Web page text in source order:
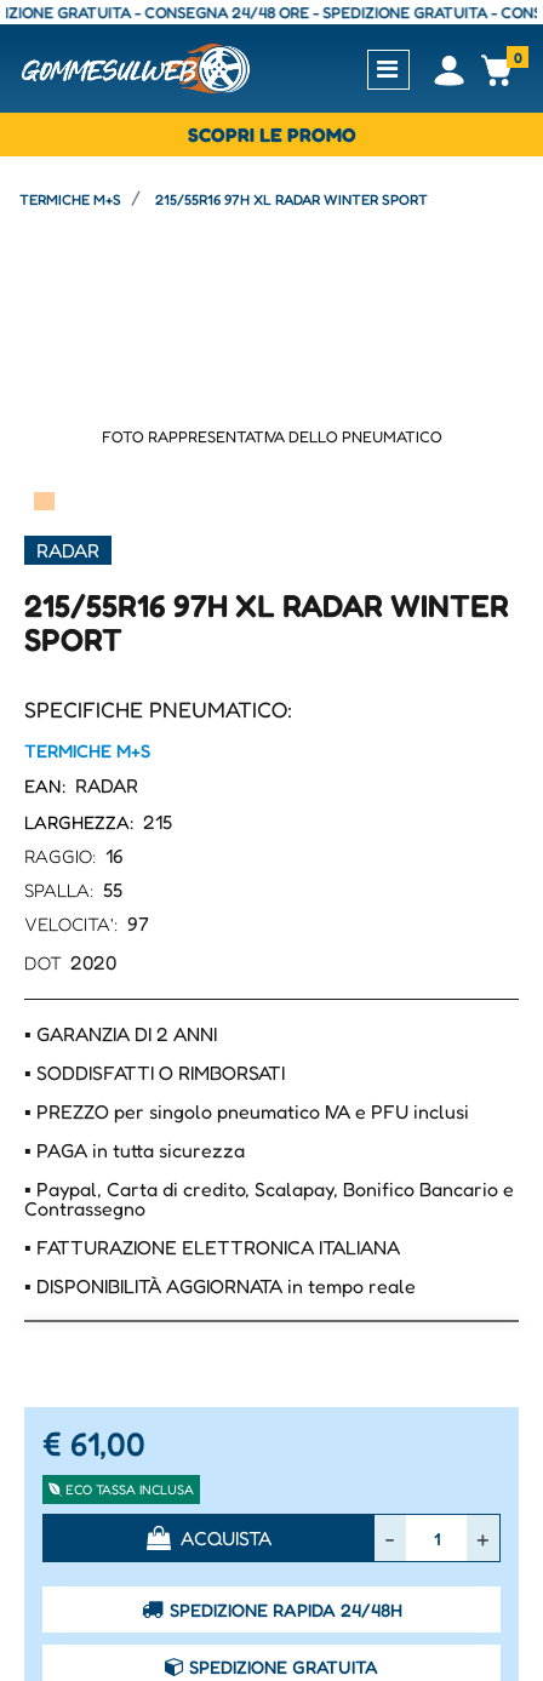
GRATUITA - CONSEGNA 24/48 ORE - SPEDIZIONE GRATUITA -
Open0
SCOPRI LE PROMO
TERMICHE M+S 215/55R16 97H XL RADAR WINTER SPORT
FOTO RAPPRESENTATIVA DELLO PNEUMATICO
▀
RADAR
215/55R16 97H XL RADAR WINTER
SPORT
SPECIFICHE PNEUMATICO:
TERMICHE M+S
EAN: RADAR
LARGHEZZA: 215
RAGGIO: 16
SPALLA: 55
VELOCITA': 97
DOT 2020
▪ GARANZIA DI 2 ANNI
▪ SODDISFATTI O RIMBORSATI
▪ PREZZO per singolo pneumatico IVA e PFU inclusi
▪ PAGA in tutta sicurezza
▪ Paypal, Carta di credito, Scalapay, Bonifico Bancario e
Contrassegno
▪ FATTURAZIONE ELETTRONICA ITALIANA
▪ DISPONIBILITÀ AGGIORNATA in tempo reale
€ 61,00
ECO TASSA INCLUSA
ACQUISTA
SPEDIZIONE RAPIDA 24/48H
SPEDIZIONE GRATUITA